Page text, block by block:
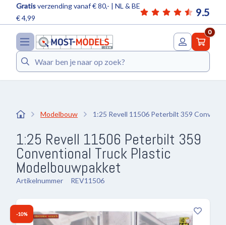
9.5
Gratisverzending vanaf € 80,- | NL & BE
€ 4,99
0
Zoeken
Modelbouw 1:25 Revell 11506 Peterbilt 359
1:25 Revell 11506 Peterbilt 359
Conventional Truck Plastic
Modelbouwpakket
Artikelnummer REV11506
-10%